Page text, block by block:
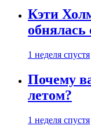
Кэти
1 неделя спустя
Почему
летом?
1 неделя спустя